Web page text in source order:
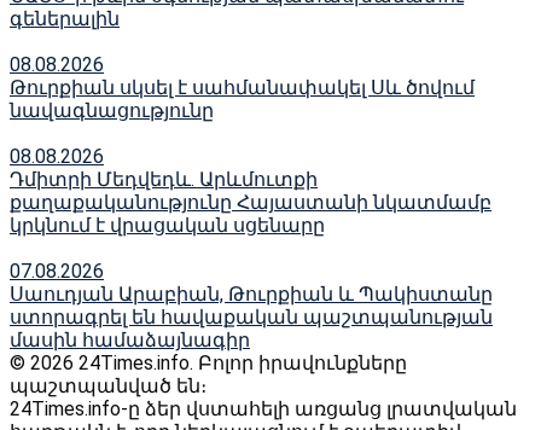
գեներալին
08.08.2026
Թուրքիան սկսել է սահմանափակել Սև ծովում
նավագնացությունը
08.08.2026
Դմիտրի Մեդվեդև. Արևմուտքի
քաղաքականությունը Հայաստանի նկատմամբ
կրկնում է վրացական սցենարը
07.08.2026
Սաուդյան Արաբիան, Թուրքիան և Պակիստանը
ստորագրել են հավաքական պաշտպանության
մասին համաձայնագիր
© 2026 24Times.info․ Բոլոր իրավունքները
պաշտպանված են։
24Times.info-ը ձեր վստահելի առցանց լրատվական